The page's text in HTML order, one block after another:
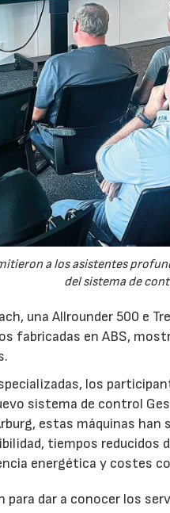
a los asistentes
del sistema de
una Allrounder 500 e
fabricadas en ABS,
los
sistema de control
estas máquinas
tiempos reducidos
energética y costes
para dar a conocer los